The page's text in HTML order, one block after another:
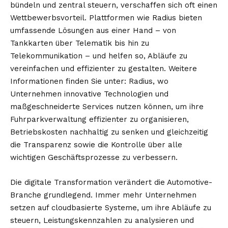
bündeln und zentral steuern, verschaffen sich oft einen
Wettbewerbsvorteil. Plattformen wie Radius bieten
umfassende Lösungen aus einer Hand – von
Tankkarten über Telematik bis hin zu
Telekommunikation – und helfen so, Abläufe zu
vereinfachen und effizienter zu gestalten. Weitere
Informationen finden Sie unter: Radius, wo
Unternehmen innovative Technologien und
maßgeschneiderte Services nutzen können, um ihre
Fuhrparkverwaltung effizienter zu organisieren,
Betriebskosten nachhaltig zu senken und gleichzeitig
die Transparenz sowie die Kontrolle über alle
wichtigen Geschäftsprozesse zu verbessern.
Die digitale Transformation verändert die Automotive-
Branche grundlegend. Immer mehr Unternehmen
setzen auf cloudbasierte Systeme, um ihre Abläufe zu
steuern, Leistungskennzahlen zu analysieren und